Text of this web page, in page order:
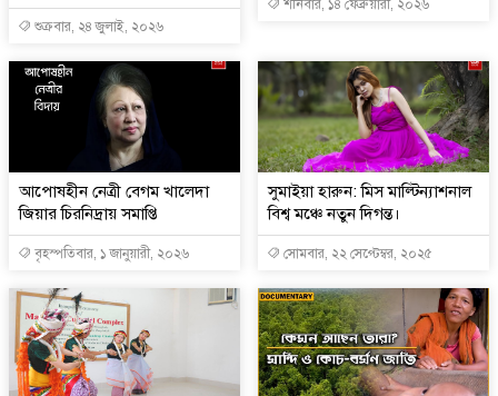
শুক্রবার, ২৪ জুলাই, ২০২৬
শনিবার, ১৪ ফেব্রুয়ারী, ২০২৬
আপোষহীন নেত্রী বেগম খালেদা
জিয়ার চিরনিদ্রায় সমাপ্তি
বৃহস্পতিবার, ১ জানুয়ারী, ২০২৬
সুমাইয়া হারুন: মিস মাল্টিন্যাশনাল
বিশ্ব মঞ্চে নতুন দিগন্ত।
সোমবার, ২২ সেপ্টেম্বর, ২০২৫